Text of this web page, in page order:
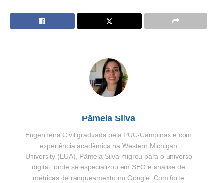
Pâmela Silva
Engenheira Civil graduada pela PUC-Campinas e com
experiência acadêmica na Western Michigan
University (EUA), Pâmela Silva migrou para o universo
digital, onde se especializou em SEO e análise de
métricas de ranqueamento no Google. Com forte